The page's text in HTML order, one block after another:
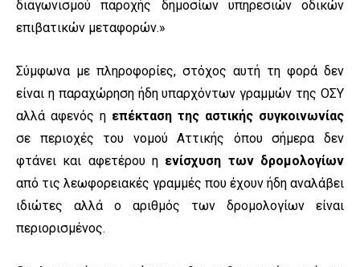
διαγωνισμού παροχής δημοσίων υπηρεσιών οδικών
επιβατικών μεταφορών.»
Σύμφωνα με πληροφορίες, στόχος αυτή τη φορά δεν
είναι η παραχώρηση ήδη υπαρχόντων γραμμών της ΟΣΥ
αλλά αφενός η επέκταση της αστικής συγκοινωνίας
σε περιοχές του νομού Αττικής όπου σήμερα δεν
φτάνει και αφετέρου η ενίσχυση των δρομολογίων
από τις λεωφορειακές γραμμές που έχουν ήδη αναλάβει
ιδιώτες αλλά ο αριθμός των δρομολογίων είναι
περιορισμένος.